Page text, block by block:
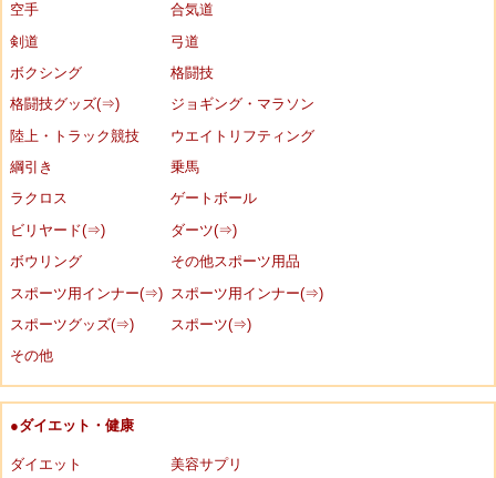
空手
合気道
剣道
弓道
ボクシング
格闘技
格闘技グッズ(⇒)
ジョギング・マラソン
陸上・トラック競技
ウエイトリフティング
綱引き
乗馬
ラクロス
ゲートボール
ビリヤード(⇒)
ダーツ(⇒)
ボウリング
その他スポーツ用品
スポーツ用インナー(⇒)
スポーツ用インナー(⇒)
スポーツグッズ(⇒)
スポーツ(⇒)
その他
●ダイエット・健康
ダイエット
美容サプリ